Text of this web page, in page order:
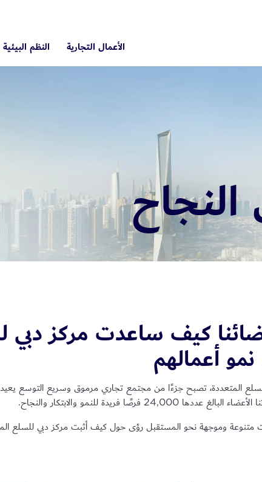
الأعمال التجارية النظم البيئية
كيف ساعدت مركز دبي
أعمالهم
المتعددة، تصبح جزءًا من مجتمع تجاري مرموق وسريع التوسع يعيد
فرصًا فريدة للنمو والابتكار والنجاح.
متنوعة وموجهة نحو المستقبل رؤى حول كيف أثبت مركز دبي للسلع